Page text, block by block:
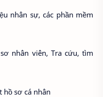
nhân sự, các phần mềm
nhân viên, Tra cứu, tìm
hồ sơ cá nhân